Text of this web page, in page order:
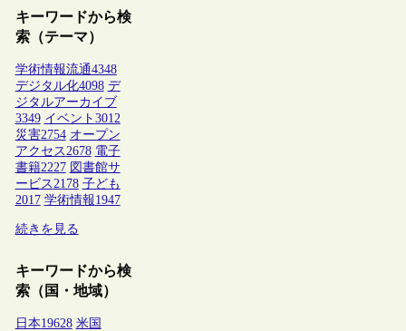
キーワードから検
索（テーマ）
学術情報流通4348
デジタル化4098 デ
ジタルアーカイブ
3349 イベント 3012
災害2754 オープン
アクセス2678 電子
書籍2227 図書館サ
ービス2178 子ども
2017 学術情報1947
続きを見る
キーワードから検
索（国・地域）
日本19628 米国